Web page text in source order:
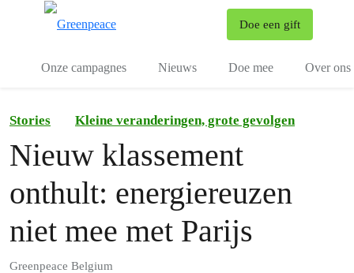
Doe een gift
Onze campagnes Nieuws Doe mee Over ons
Stories Kleine veranderingen, grote gevolgen
Nieuw klassement
onthult: energiereuzen
niet mee met Parijs
Greenpeace Belgium